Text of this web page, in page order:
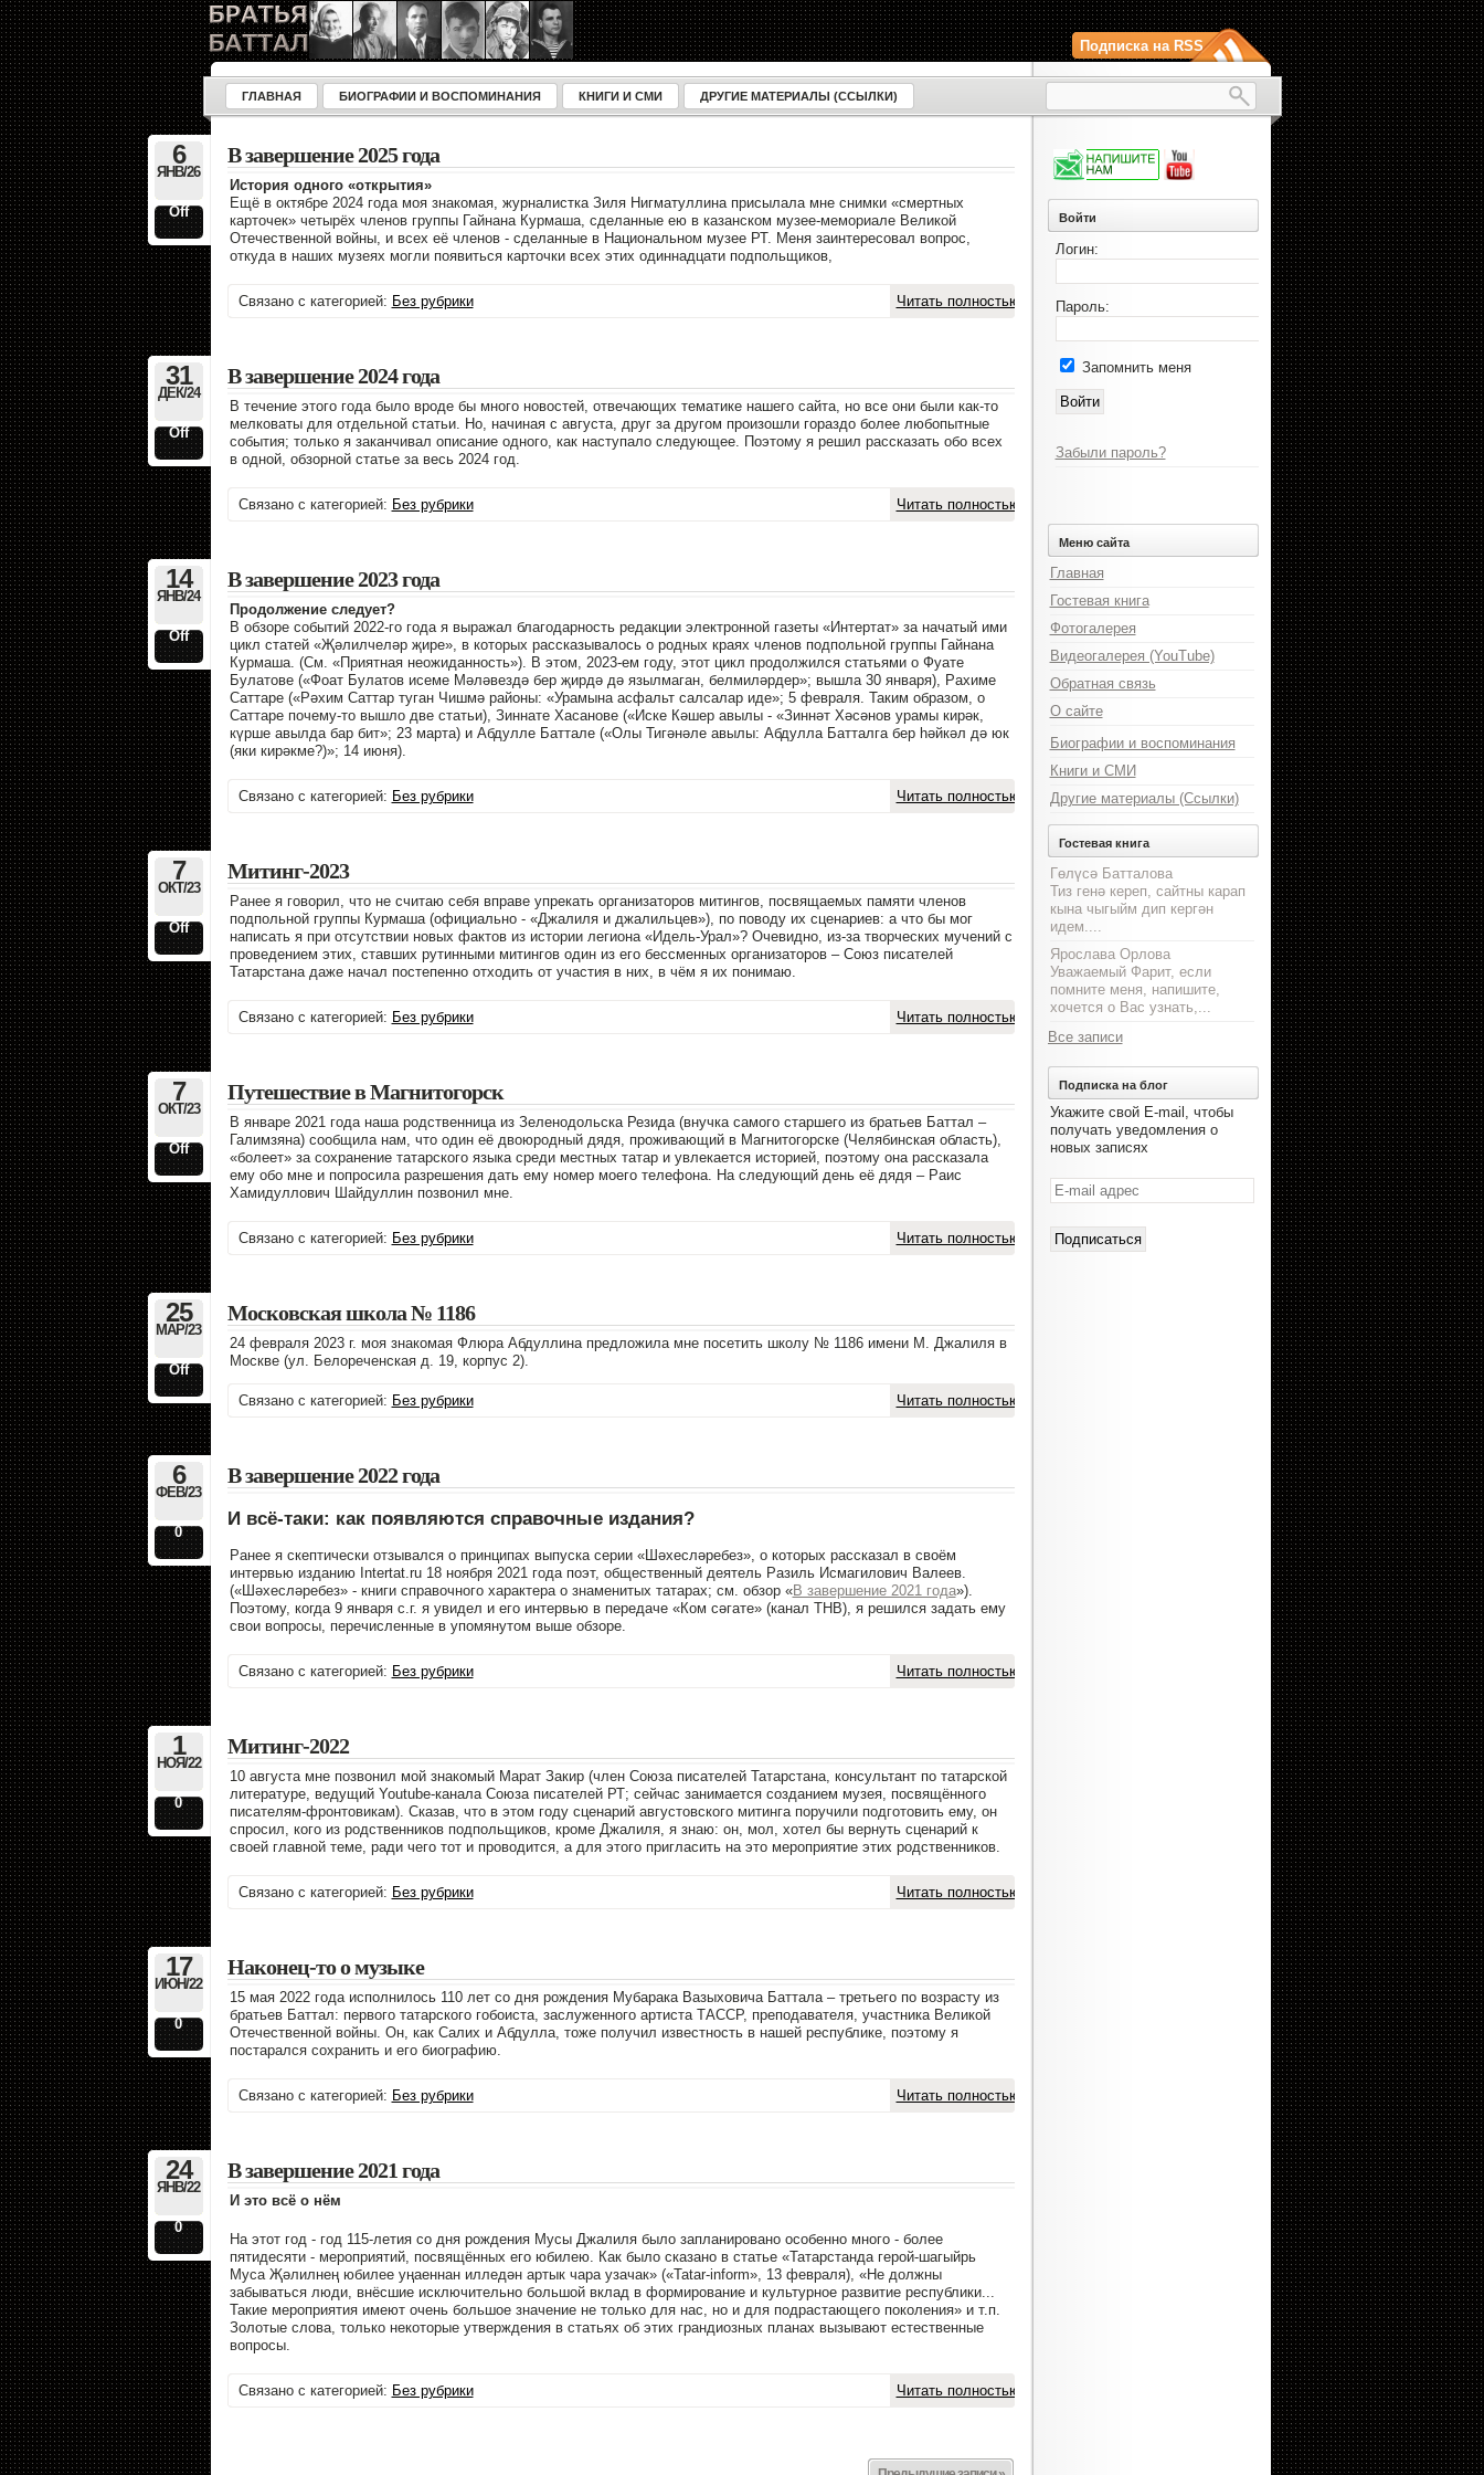
Подписка на RSS
ГЛАВНАЯ БИОГРАФИИ И ВОСПОМИНАНИЯ КНИГИ И СМИ ДРУГИЕ МАТЕРИАЛЫ (ССЫЛКИ)
6
ЯНВ/26
Off
В завершение 2025 года
История одного «открытия»
Ещë в октябре 2024 года моя знакомая, журналистка Зиля Нигматуллина присылала мне снимки «смертных
карточек» четырëх членов группы Гайнана Курмаша, сделанные ею в казанском музее-мемориале Великой
Отечественной войны, и всех её членов - сделанные в Национальном музее РТ. Меня заинтересовал вопрос,
откуда в наших музеях могли появиться карточки всех этих одиннадцати подпольщиков,
Связано с категорией: Без рубрики Читать полностью
31
ДЕК/24
Off
В завершение 2024 года
В течение этого года было вроде бы много новостей, отвечающих тематике нашего сайта, но все они были как-то
мелковаты для отдельной статьи. Но, начиная с августа, друг за другом произошли гораздо более любопытные
события; только я заканчивал описание одного, как наступало следующее. Поэтому я решил рассказать обо всех
в одной, обзорной статье за весь 2024 год.
Связано с категорией: Без рубрики Читать полностью
14
ЯНВ/24
Off
В завершение 2023 года
Продолжение следует?
В обзоре событий 2022-го года я выражал благодарность редакции электронной газеты «Интертат» за начатый ими
цикл статей «Җәлилчеләр җире», в которых рассказывалось о родных краях членов подпольной группы Гайнана
Курмаша. (См. «Приятная неожиданность»). В этом, 2023-ем году, этот цикл продолжился статьями о Фуате
Булатове («Фоат Булатов исеме Мәләвездә бер җирдә дә язылмаган, белмиләрдер»; вышла 30 января), Рахиме
Саттаре («Рәхим Саттар туган Чишмә районы: «Урамына асфальт салсалар иде»; 5 февраля. Таким образом, о
Саттаре почему-то вышло две статьи), Зиннате Хасанове («Иске Кәшер авылы - «Зиннәт Хәсәнов урамы кирәк,
күрше авылда бар бит»; 23 марта) и Абдулле Баттале («Олы Тигәнәле авылы: Абдулла Батталга бер һәйкәл дә юк
(яки кирәкме?)»; 14 июня).
Связано с категорией: Без рубрики Читать полностью
7
ОКТ/23
Off
Митинг-2023
Ранее я говорил, что не считаю себя вправе упрекать организаторов митингов, посвящаемых памяти членов
подпольной группы Курмаша (официально - «Джалиля и джалильцев»), по поводу их сценариев: а что бы мог
написать я при отсутствии новых фактов из истории легиона «Идель-Урал»? Очевидно, из-за творческих мучений с
проведением этих, ставших рутинными митингов один из его бессменных организаторов – Союз писателей
Татарстана даже начал постепенно отходить от участия в них, в чём я их понимаю.
Связано с категорией: Без рубрики Читать полностью
7
ОКТ/23
Off
Путешествие в Магнитогорск
В январе 2021 года наша родственница из Зеленодольска Резида (внучка самого старшего из братьев Баттал –
Галимзяна) сообщила нам, что один еë двоюродный дядя, проживающий в Магнитогорске (Челябинская область),
«болеет» за сохранение татарского языка среди местных татар и увлекается историей, поэтому она рассказала
ему обо мне и попросила разрешения дать ему номер моего телефона. На следующий день еë дядя – Раис
Хамидуллович Шайдуллин позвонил мне.
Связано с категорией: Без рубрики Читать полностью
25
МАР/23
Off
Московская школа № 1186
24 февраля 2023 г. моя знакомая Флюра Абдуллина предложила мне посетить школу № 1186 имени М. Джалиля в
Москве (ул. Белореченская д. 19, корпус 2).
Связано с категорией: Без рубрики Читать полностью
6
ФЕВ/23
0
В завершение 2022 года
И всë-таки: как появляются справочные издания?
Ранее я скептически отзывался о принципах выпуска серии «Шәхесләребез», о которых рассказал в своём
интервью изданию Intertat.ru 18 ноября 2021 года поэт, общественный деятель Разиль Исмагилович Валеев.
(«Шәхесләребез» - книги справочного характера о знаменитых татарах; см. обзор «В завершение 2021 года»).
Поэтому, когда 9 января с.г. я увидел и его интервью в передаче «Ком сәгате» (канал ТНВ), я решился задать ему
свои вопросы, перечисленные в упомянутом выше обзоре.
Связано с категорией: Без рубрики Читать полностью
1
НОЯ/22
0
Митинг-2022
10 августа мне позвонил мой знакомый Марат Закир (член Союза писателей Татарстана, консультант по татарской
литературе, ведущий Youtube-канала Союза писателей РТ; сейчас занимается созданием музея, посвящённого
писателям-фронтовикам). Сказав, что в этом году сценарий августовского митинга поручили подготовить ему, он
спросил, кого из родственников подпольщиков, кроме Джалиля, я знаю: он, мол, хотел бы вернуть сценарий к
своей главной теме, ради чего тот и проводится, а для этого пригласить на это мероприятие этих родственников.
Связано с категорией: Без рубрики Читать полностью
17
ИЮН/22
0
Наконец-то о музыке
15 мая 2022 года исполнилось 110 лет со дня рождения Мубарака Вазыховича Баттала – третьего по возрасту из
братьев Баттал: первого татарского гобоиста, заслуженного артиста ТАССР, преподавателя, участника Великой
Отечественной войны. Он, как Салих и Абдулла, тоже получил известность в нашей республике, поэтому я
постарался сохранить и его биографию.
Связано с категорией: Без рубрики Читать полностью
24
ЯНВ/22
0
В завершение 2021 года
И это всё о нём
На этот год - год 115-летия со дня рождения Мусы Джалиля было запланировано особенно много - более
пятидесяти - мероприятий, посвящённых его юбилею. Как было сказано в статье «Татарстанда герой-шагыйрь
Муса Җәлилнең юбилее уңаеннан илледән артык чара узачак» («Tatar-inform», 13 февраля), «Не должны
забываться люди, внёсшие исключительно большой вклад в формирование и культурное развитие республики...
Такие мероприятия имеют очень большое значение не только для нас, но и для подрастающего поколения» и т.п.
Золотые слова, только некоторые утверждения в статьях об этих грандиозных планах вызывают естественные
вопросы.
Связано с категорией: Без рубрики Читать полностью
Войти
Логин:
Пароль:
Запомнить меня
Забыли пароль?
Меню сайта
Главная
Гостевая книга
Фотогалерея
Видеогалерея (YouTube)
Обратная связь
О сайте
Биографии и воспоминания
Книги и СМИ
Другие материалы (Ссылки)
Гостевая книга
Гөлүсә Батталова
Тиз генә кереп, сайтны карап
кына чыгыйм дип кергән
идем....
Ярослава Орлова
Уважаемый Фарит, если
помните меня, напишите,
хочется о Вас узнать,...
Все записи
Подписка на блог
Укажите свой E-mail, чтобы
получать уведомления о
новых записях
E-
mail